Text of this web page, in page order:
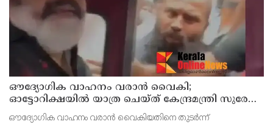
ഔദ്യോഗിക വാഹനം വരാന്‍ വൈകി;
ഓട്ടോറിക്ഷയില്‍ യാത്ര ചെയ്ത് കേന്ദ്രമന്ത്രി സുരേഷ്
ഔദ്യോഗിക വാഹനം വരാന്‍ വൈകിയതിനെ തുടര്‍ന്ന്